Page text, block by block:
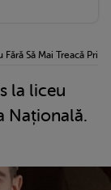
Să Mai Treacă
la liceu
Națională.